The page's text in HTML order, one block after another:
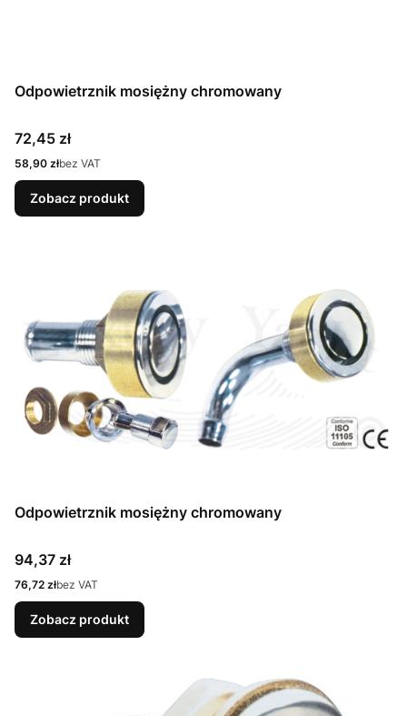
Odpowietrznik mosiężny chromowany
Cena
72,45 zł
Cena
58,90 złbez VAT
Zobacz produkt
Odpowietrznik mosiężny chromowany
Cena
94,37 zł
Cena
76,72 złbez VAT
Zobacz produkt